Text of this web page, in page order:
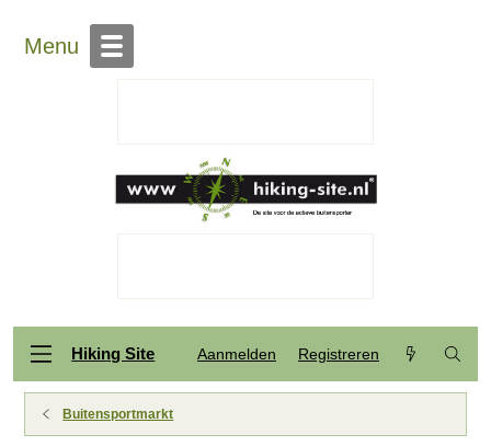
Menu
Hiking Site Aanmelden Registreren
Buitensportmarkt